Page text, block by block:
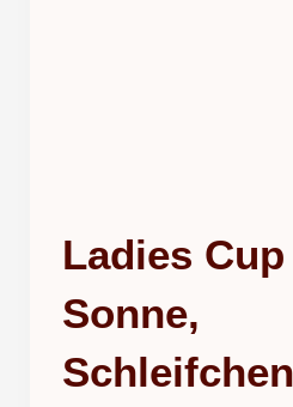
Ladies Cup
Sonne,